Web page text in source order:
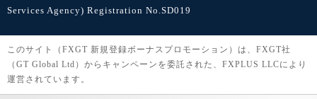
Services Agency) Registration No.SD019
このサイト（FXGT 新規登録ボーナスプロモーション）は、FXGT社
（GT Global Ltd）からキャンペーンを委託された、FXPLUS LLCにより
運営されています。